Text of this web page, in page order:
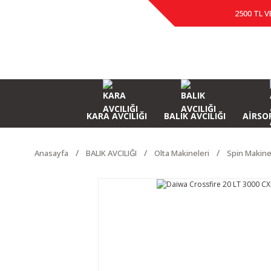
2500 TL
KARA AVCILIĞI BALIK AVCILIĞI
Anasayfa BALIK AVCILIĞI Olta Makineleri Spin